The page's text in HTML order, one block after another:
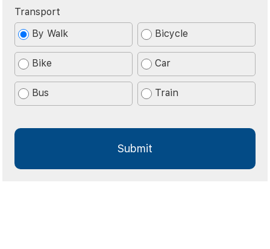
Transport
By Walk
Bicycle
Bike Car
Bus Train